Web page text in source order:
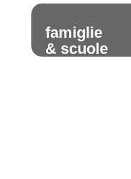
famiglie
& scuole